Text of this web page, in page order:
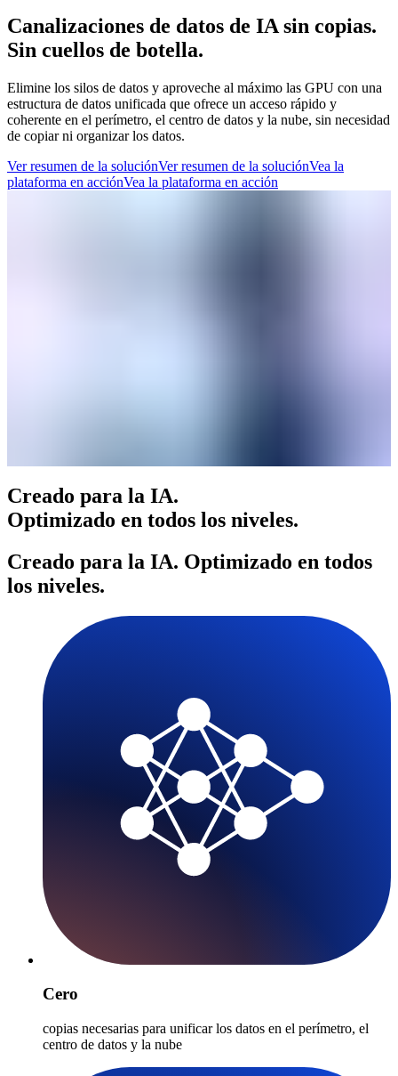
Canalizaciones de datos de IA sin copias.
Sin cuellos de botella.
Elimine los silos de datos y aproveche al máximo las GPU con una
estructura de datos unificada que ofrece un acceso rápido y
coherente en el perímetro, el centro de datos y la nube, sin necesidad
de copiar ni organizar los datos.
Ver resumen de la soluciónVer resumen de la soluciónVea la
plataforma en acciónVea la plataforma en acción
Creado para la IA.
Optimizado en todos los niveles.
Creado para la IA. Optimizado en todos
los niveles.
Cero
copias necesarias para unificar los datos en el perímetro, el
centro de datos y la nube